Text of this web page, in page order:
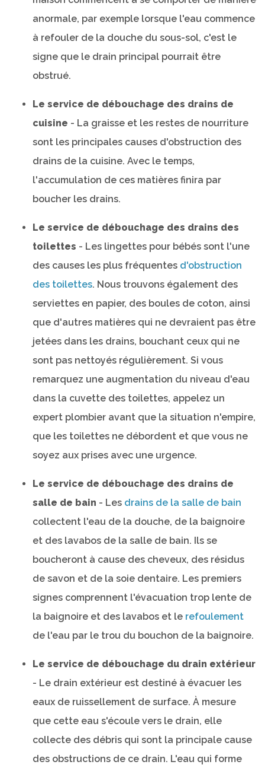
anormale, par exemple lorsque l'eau commence
à refouler de la douche du sous-sol, c'est le
signe que le drain principal pourrait être
obstrué.
Le service de débouchage des drains de
cuisine - La graisse et les restes de nourriture
sont les principales causes d'obstruction des
drains de la cuisine. Avec le temps,
l'accumulation de ces matières finira par
boucher les drains.
Le service de débouchage des drains des
toilettes - Les lingettes pour bébés sont l'une
des causes les plus fréquentes d'obstruction
des toilettes. Nous trouvons également des
serviettes en papier, des boules de coton, ainsi
que d'autres matières qui ne devraient pas être
jetées dans les drains, bouchant ceux qui ne
sont pas nettoyés régulièrement. Si vous
remarquez une augmentation du niveau d'eau
dans la cuvette des toilettes, appelez un
expert plombier avant que la situation n'empire,
que les toilettes ne débordent et que vous ne
soyez aux prises avec une urgence.
Le service de débouchage des drains de
salle de bain - Les drains de la salle de bain
collectent l'eau de la douche, de la baignoire
et des lavabos de la salle de bain. Ils se
boucheront à cause des cheveux, des résidus
de savon et de la soie dentaire. Les premiers
signes comprennent l'évacuation trop lente de
la baignoire et des lavabos et le refoulement
de l'eau par le trou du bouchon de la baignoire.
Le service de débouchage du drain extérieur
- Le drain extérieur est destiné à évacuer les
eaux de ruissellement de surface. À mesure
que cette eau s'écoule vers le drain, elle
collecte des débris qui sont la principale cause
des obstructions de ce drain. L'eau qui forme